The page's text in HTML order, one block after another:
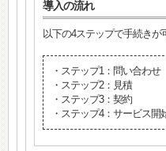
導入の流れ
以下の4ステップで手続きが
・ステップ1：問い合わせ
・ステップ2：見積
・ステップ3：契約
・ステップ4：サービス